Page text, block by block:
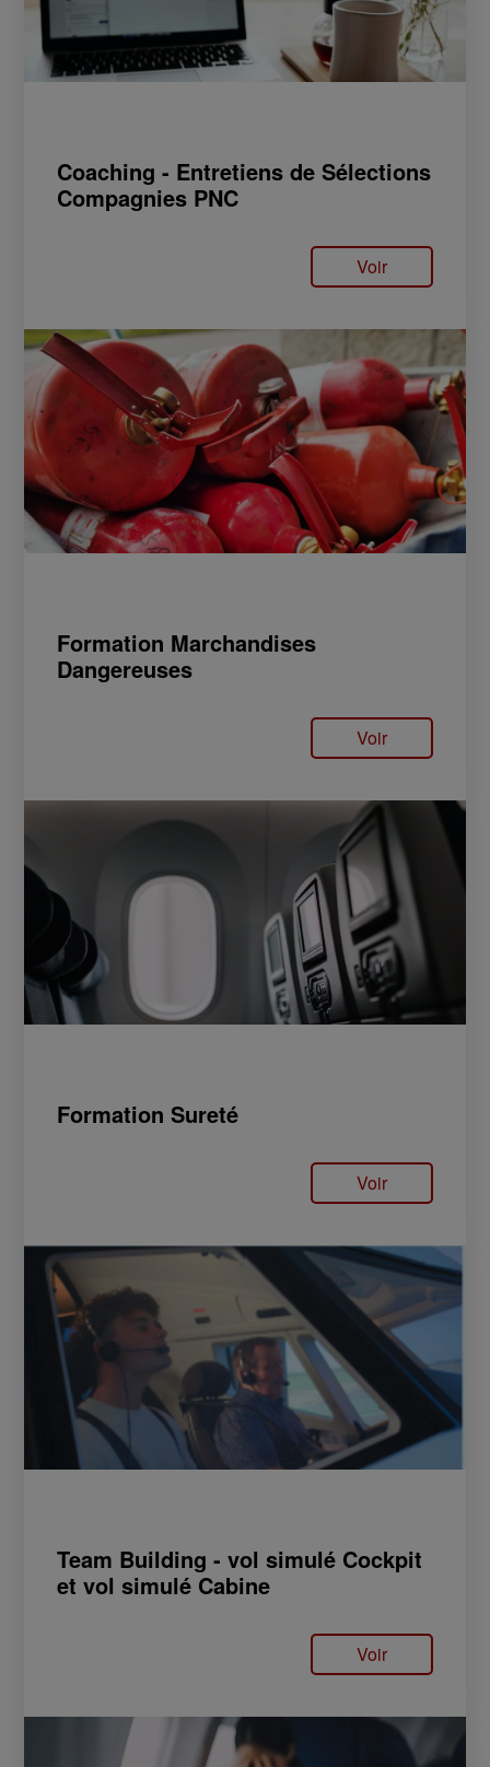
Coaching - Entretiens de Sélections
Compagnies PNC
Voir
Formation Marchandises
Dangereuses
Voir
Formation Sureté
Voir
Team Building - vol simulé Cockpit
et vol simulé Cabine
Voir